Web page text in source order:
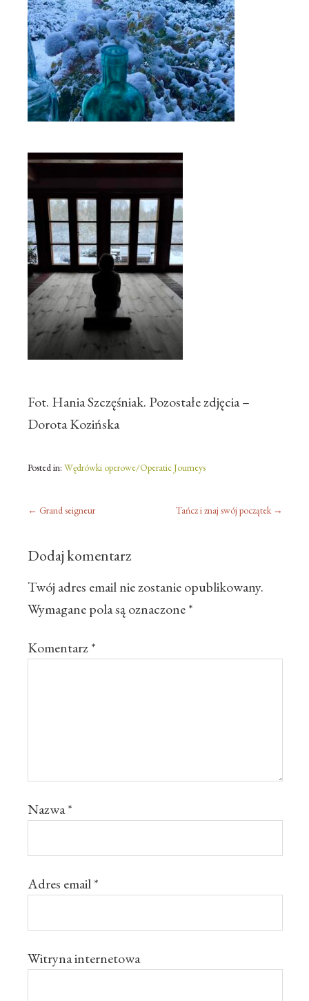
Fot. Hania Szczęśniak. Pozostałe zdjęcia –
Dorota Kozińska
Posted in: Wędrówki operowe/Operatic Journeys
← Grand seigneur Tańcz i znaj swój początek →
Dodaj komentarz
Twój adres email nie zostanie opublikowany.
Wymagane pola są oznaczone*
Komentarz*
Nazwa*
Adres email*
Witryna internetowa